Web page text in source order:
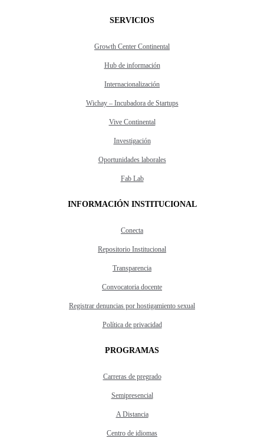
SERVICIOS
Growth Center Continental
Hub de información
Internacionalización
Wichay – Incubadora de Startups
Vive Continental
Investigación
Oportunidades laborales
Fab Lab
INFORMACIÓN INSTITUCIONAL
Conecta
Repositorio Institucional
Transparencia
Convocatoria docente
Registrar denuncias por hostigamiento sexual
Política de privacidad
PROGRAMAS
Carreras de pregrado
Semipresencial
A Distancia
Centro de idiomas